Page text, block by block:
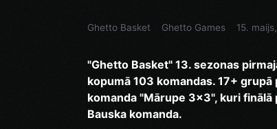
Ghetto Basket Ghetto Games 15.
"Ghetto Basket" 13. sezonas
kopumā 103 komandas. 17+
komanda "Mārupe 3x3", kuri finālā
Bauska komanda.